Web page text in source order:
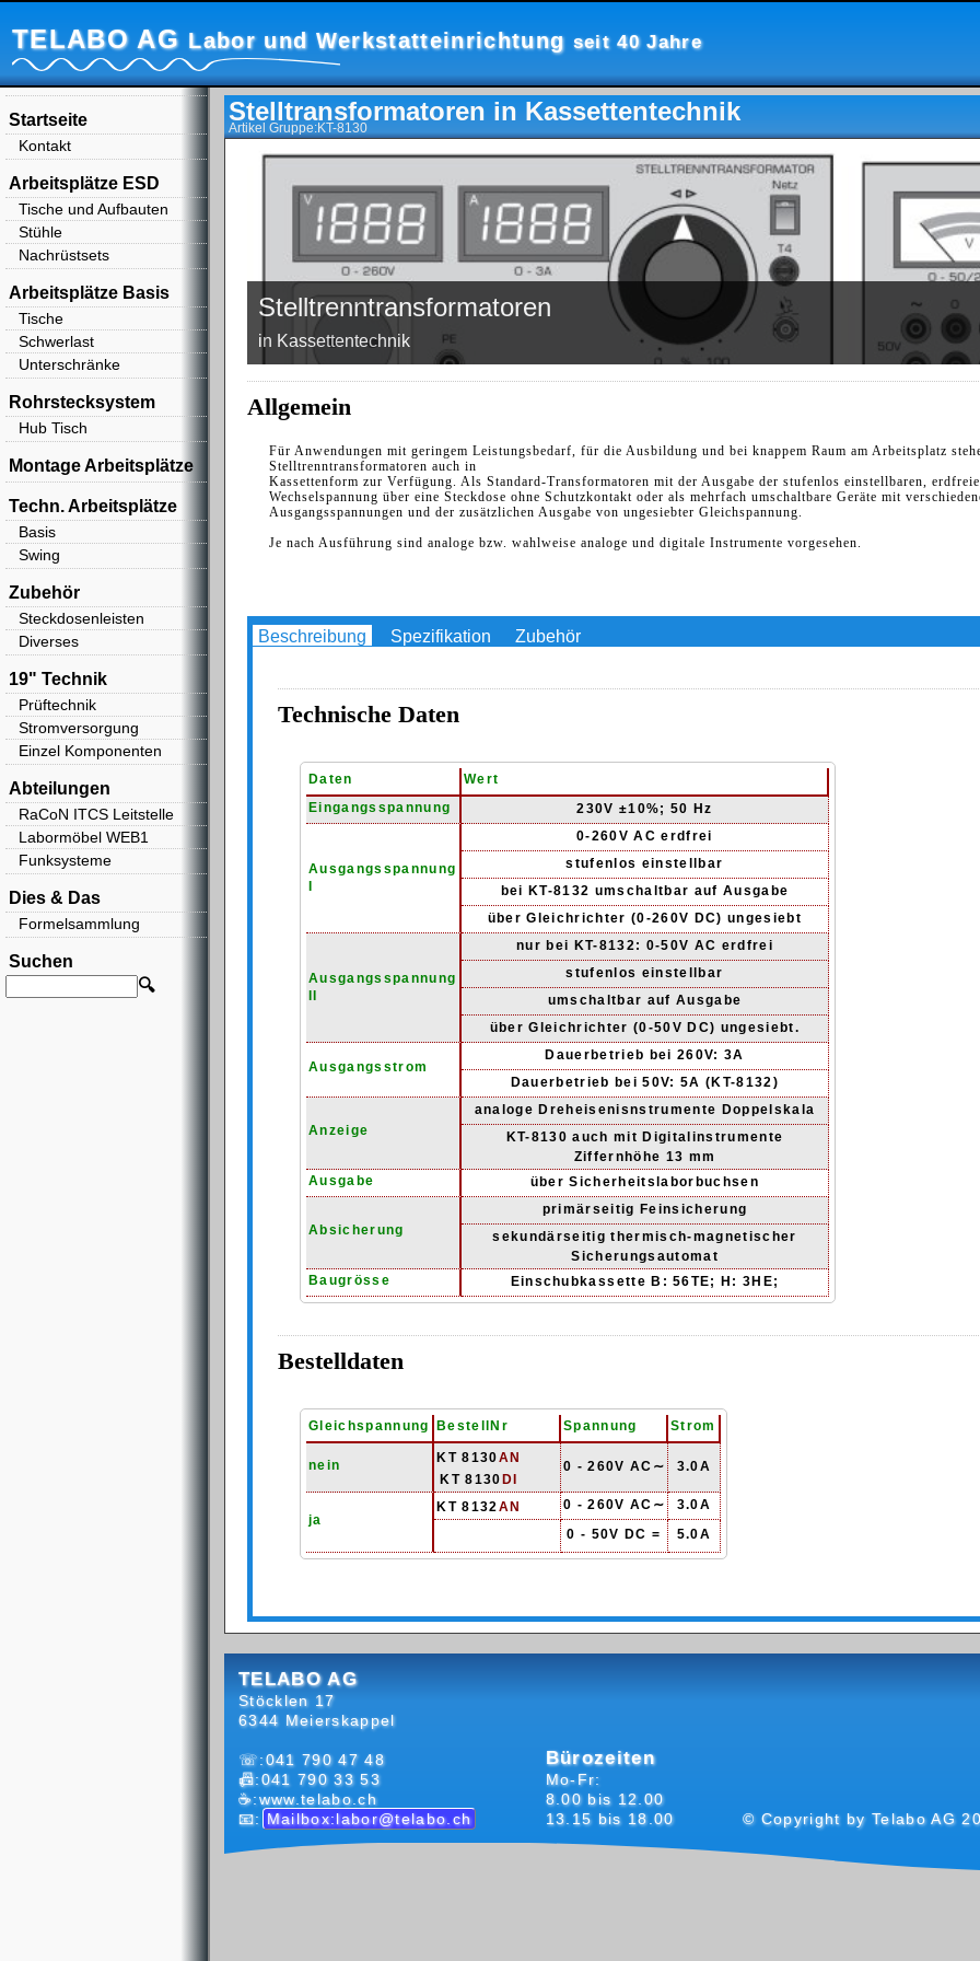
Stelltransformatoren in Kassettentechnik
Artikel Gruppe:KT-8130
Stelltrenntransformatoren
in Kassettentechnik
Allgemein
Für Anwendungen mit geringem Leistungsbedarf, für die Ausbildung und bei knappem Raum am Arbeitsplatz
Stelltrenntransformatoren auch in
Kassettenform zur Verfügung. Als Standard-Transformatoren mit der Ausgabe der stufenlos einstellbaren,
Wechselspannung über eine Steckdose ohne Schutzkontakt oder als mehrfach umschaltbare Geräte mit
Ausgangsspannungen und der zusätzlichen Ausgabe von ungesiebter Gleichspannung.
Je nach Ausführung sind analoge bzw. wahlweise analoge und digitale Instrumente vorgesehen.
Beschreibung Spezifikation Zubehör
Technische Daten
Daten
Wert
Eingangsspannung
230V ±10%; 50 Hz
Ausgangsspannung
0-260V AC erdfrei
stufenlos einstellbar
bei KT-8132 umschaltbar auf Ausgabe
über Gleichrichter (0-260V DC) ungesiebt
Ausgangsspannung
nur bei KT-8132: 0-50V AC erdfrei
stufenlos einstellbar
umschaltbar auf Ausgabe
über Gleichrichter (0-50V DC) ungesiebt.
Ausgangsstrom
Dauerbetrieb bei 260V: 3A
Dauerbetrieb bei 50V: 5A (KT-8132)
Anzeige
analoge Dreheisenisnstrumente Doppelskala
KT-8130 auch mit Digitalinstrumente
Ziffernhöhe 13 mm
Ausgabe
über Sicherheitslaborbuchsen
Absicherung
primärseitig Feinsicherung
sekundärseitig thermisch-magnetischer
Sicherungsautomat
Baugrösse
Einschubkassette B: 56TE; H: 3HE;
Bestelldaten
Gleichspannung BestellNr Spannung Strom
nein KT 8130AN
KT 8130 DI
0 - 260V AC∼ 3.0A
ja
KT 8132AN 0 - 260V AC∼
3.0A
0 - 50V DC =
5.0A
TELABO AG
Stöcklen 17
6344 Meierskappel
☏:041 790 47 48
📠:041 790 33 53
☕:www.telabo.ch
📧: Mailbox:labor@telabo.ch
Bürozeiten
Mo-Fr:
8.00 bis 12.00
13.15 bis 18.00
© Copyright by Telabo AG
TELABO AGLabor und Werkstatteinrichtung seit 40 Jahre
Startseite
Kontakt
Arbeitsplätze ESD
Tische und Aufbauten
Stühle
Nachrüstsets
Arbeitsplätze Basis
Tische
Schwerlast
Unterschränke
Rohrstecksystem
Hub Tisch
Montage Arbeitsplätze
Techn. Arbeitsplätze
Basis
Swing
Zubehör
Steckdosenleisten
Diverses
19" Technik
Prüftechnik
Stromversorgung
Einzel Komponenten
Abteilungen
RaCoN ITCS Leitstelle
Labormöbel WEB1
Funksysteme
Dies & Das
Formelsammlung
Suchen
🔍